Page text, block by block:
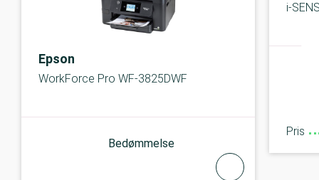
Epson
WorkForce Pro WF-3825DWF
Bedømmelse
i-
Pris